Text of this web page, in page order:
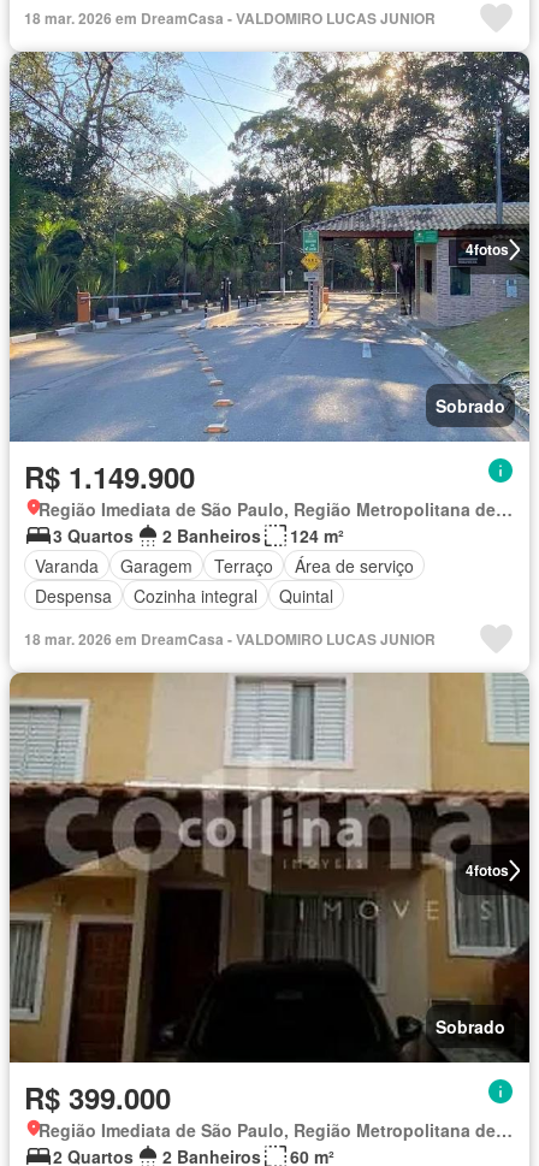
18 mar. 2026 em DreamCasa - VALDOMIRO LUCAS JUNIOR
4fotos
Sobrado
R$ 1.149.900
Região Imediata de São Paulo, Região Metropolitana de São Paulo
3 Quartos
2 Banheiros
124 m²
Varanda
Garagem Terraço
Área de serviço
Despensa
Cozinha integral Quintal
18 mar. 2026 em DreamCasa - VALDOMIRO LUCAS JUNIOR
4fotos
Sobrado
R$ 399.000
Região Imediata de São Paulo, Região Metropolitana de São Paulo
2 Quartos
2 Banheiros 60 m²